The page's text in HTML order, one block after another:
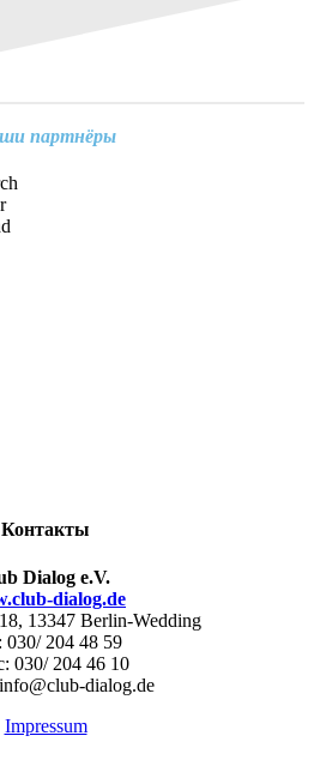
партнёры
Контакты
Dialog e.V.
dialog.de
13347 Berlin-Wedding
030/ 204 48 59
030/ 204 46 10
dialog.de
Impressum